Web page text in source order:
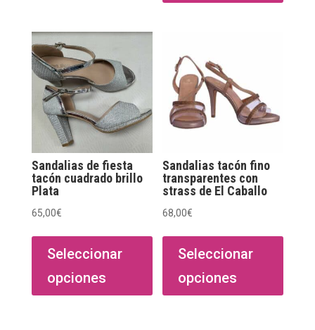
Sandalias de fiesta
tacón cuadrado brillo
Plata
65,00€
Seleccionar
opciones
producto
múltiples
Sandalias tacón fino
transparentes con
strass de El Caballo
68,00€
Seleccionar
opciones